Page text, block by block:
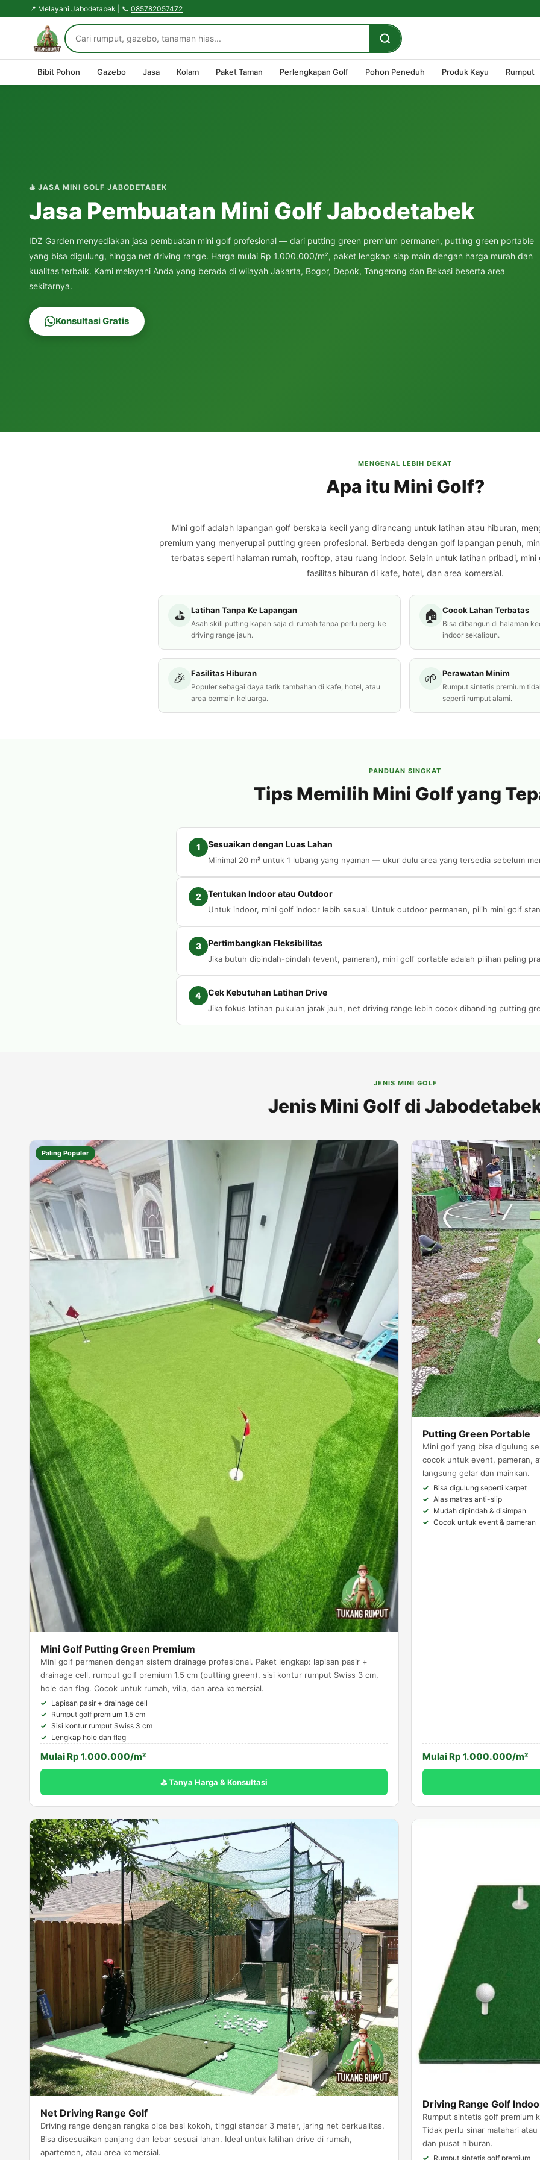
📍 Melayani Jabodetabek | 📞 085782057472
Bibit Pohon Gazebo Jasa Kolam Paket Taman Perlengkapan Golf Pohon Peneduh Produk Kayu Rumput
⛳ JASA MINI GOLF JABODETABEK
Jasa Pembuatan Mini Golf Jabodetabek
IDZ Garden menyediakan jasa pembuatan mini golf profesional — dari putting green premium permanen, putting green portable
yang bisa digulung, hingga net driving range. Harga mulai Rp 1.000.000/m², paket lengkap siap main dengan harga murah dan
kualitas terbaik. Kami melayani Anda yang berada di wilayah Jakarta, Bogor, Depok, Tangerang dan Bekasi beserta area
sekitarnya.
Konsultasi Gratis
MENGENAL LEBIH DEKAT
Apa itu Mini Golf?
Mini golf adalah lapangan golf berskala kecil yang dirancang untuk latihan atau hiburan,
premium yang menyerupai putting green profesional. Berbeda dengan golf lapangan penuh,
terbatas seperti halaman rumah, rooftop, atau ruang indoor. Selain untuk latihan pribadi,
fasilitas hiburan di kafe, hotel, dan area komersial.
⛳ Latihan Tanpa Ke Lapangan
Asah skill putting kapan saja di rumah tanpa perlu pergi ke
driving range jauh.
🏠 Cocok Lahan Terbatas
Bisa dibangun di halaman
indoor sekalipun.
🎉 Fasilitas Hiburan
Populer sebagai daya tarik tambahan di kafe, hotel, atau
area bermain keluarga.
🌱 Perawatan Minim
Rumput sintetis premium
seperti rumput alami.
PANDUAN SINGKAT
Tips Memilih Mini Golf yang
1 Sesuaikan dengan Luas Lahan
Minimal 20 m² untuk 1 lubang yang nyaman — ukur dulu area yang tersedia sebelum
2 Tentukan Indoor atau Outdoor
Untuk indoor, mini golf indoor lebih sesuai. Untuk outdoor permanen, pilih mini golf
3 Pertimbangkan Fleksibilitas
Jika butuh dipindah-pindah (event, pameran), mini golf portable adalah pilihan paling
4 Cek Kebutuhan Latihan Drive
Jika fokus latihan pukulan jarak jauh, net driving range lebih cocok dibanding putting
JENIS MINI GOLF
Jenis Mini Golf di
Paling Populer
Mini Golf Putting Green Premium
Mini golf permanen dengan sistem drainage profesional. Paket lengkap: lapisan pasir +
drainage cell, rumput golf premium 1,5 cm (putting green), sisi kontur rumput Swiss 3 cm,
hole dan flag. Cocok untuk rumah, villa, dan area komersial.
Lapisan pasir + drainage cell
Rumput golf premium 1,5 cm
Sisi kontur rumput Swiss 3 cm
Lengkap hole dan flag
Mulai Rp 1.000.000/m²
⛳ Tanya Harga & Konsultasi
Putting Green Portable
Mini golf yang bisa digulung
cocok untuk event, pameran,
langsung gelar dan mainkan.
Bisa digulung seperti karpet
Alas matras anti-slip
Mudah dipindah & disimpan
Cocok untuk event & pameran
Mulai Rp 1.000.000/m²
Net Driving Range Golf
Driving range dengan rangka pipa besi kokoh, tinggi standar 3 meter, jaring net berkualitas.
Bisa disesuaikan panjang dan lebar sesuai lahan. Ideal untuk latihan drive di rumah,
apartemen, atau area komersial.
Driving Range Golf
Rumput sintetis golf premium
Tidak perlu sinar matahari
dan pusat hiburan.
Rumput sintetis golf premium